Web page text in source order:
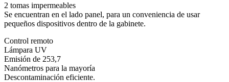
2 tomas impermeables
Se encuentran en el lado panel, para un conveniencia de usar
pequeños dispositivos dentro de la gabinete.
Control remoto
Lámpara UV
Emisión de 253,7
Nanómetros para la mayoría
Descontaminación eficiente.